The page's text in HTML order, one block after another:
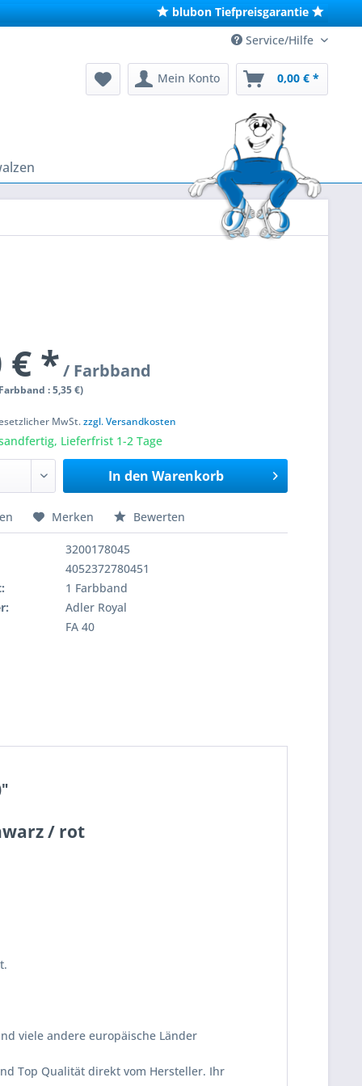
blubon Tiefpreisgarantie
Service/Hilfe
Mein Konto 0,00 € *
€ */ Farbband
: 5,35 €)
MwSt.zzgl. Versandkosten
Lieferfrist 1-2 Tage
In den Warenkorb
Merken Bewerten
3200178045
4052372780451
1 Farbband
Adler Royal
FA 40
/ rot
viele andere europäische Länder
Top Qualität direkt vom Hersteller. Ihr